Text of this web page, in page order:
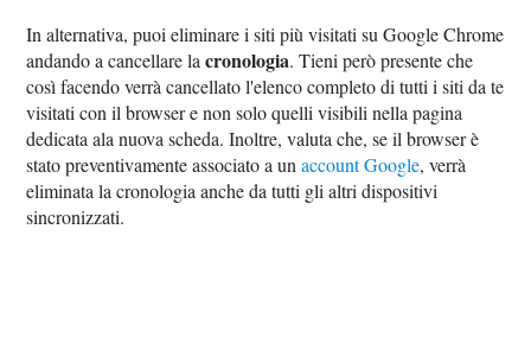
In alternativa, puoi eliminare i siti più visitati su Google Chrome
andando a cancellare lacronologia. Tieni però presente che
così facendo verrà cancellato l'elenco completo di tutti i siti da te
visitati con il browser e non solo quelli visibili nella pagina
dedicata ala nuova scheda. Inoltre, valuta che, se il browser è
stato preventivamente associato a unaccount Google, verrà
eliminata la cronologia anche da tutti gli altri dispositivi
sincronizzati.